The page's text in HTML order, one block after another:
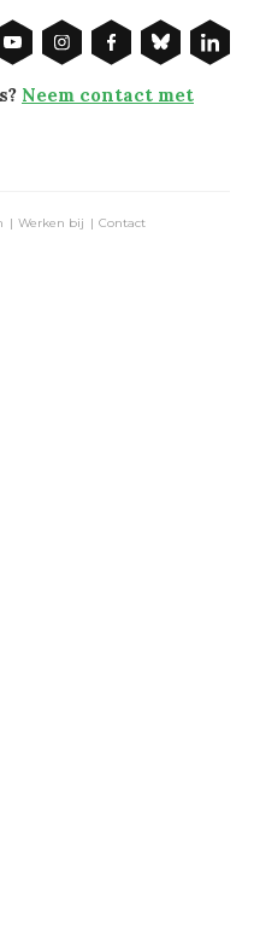
Neem contact met
Werken bij Contact